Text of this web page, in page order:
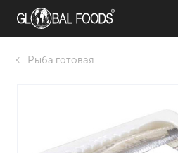
Рыба готовая